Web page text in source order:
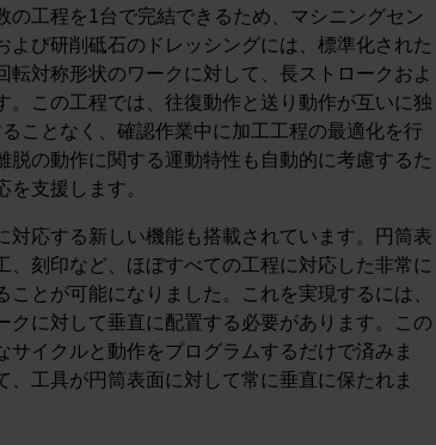
工程を1台で完結できるため、マシニングセン
び研削砥石のドレッシングには、標準化された
対称形状のワークに対して、長ストロークおよ
この工程では、往復動作と送り動作が互いに独
ことなく、確認作業中に加工工程の最適化を行
の動作に関する運動特性も自動的に考慮するた
支援します。
対応する新しい機能も搭載されています。円筒表
刻印など、ほぼすべての工程に対応した非常に
とが可能になりました。これを実現するには、
に対して垂直に配置する必要があります。この
イクルと動作をプログラムするだけで済みま
工具が円筒表面に対して常に垂直に保たれま